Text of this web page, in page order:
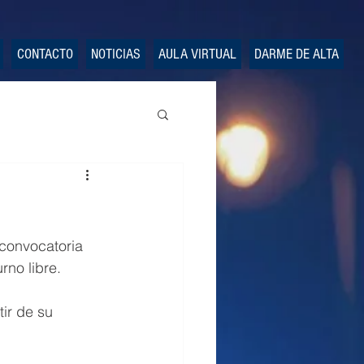
CONTACTO NOTICIAS AULA VIRTUAL DARME DE ALTA
libre.
de su